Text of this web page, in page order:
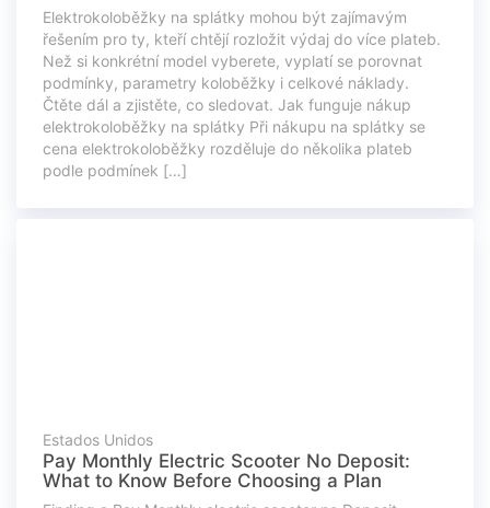
Elektrokoloběžky na splátky mohou být zajímavým
řešením pro ty, kteří chtějí rozložit výdaj do více plateb.
Než si konkrétní model vyberete, vyplatí se porovnat
podmínky, parametry koloběžky i celkové náklady.
Čtěte dál a zjistěte, co sledovat. Jak funguje nákup
elektrokoloběžky na splátky Při nákupu na splátky se
cena elektrokoloběžky rozděluje do několika plateb
podle podmínek […]
Estados Unidos
Pay Monthly Electric Scooter No Deposit:
What to Know Before Choosing a Plan